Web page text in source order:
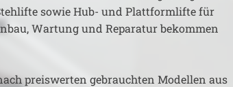
sowie Hub- und Plattformlifte für
Wartung und Reparatur bekommen
preiswerten gebrauchten Modellen aus